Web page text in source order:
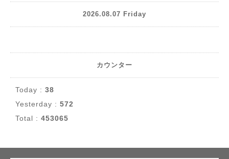
2026.08.07 Friday
カウンター
Today : 38
Yesterday : 572
Total : 453065